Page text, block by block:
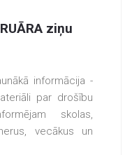
ziņu
informācija -
par drošību
skolas,
vecākus un